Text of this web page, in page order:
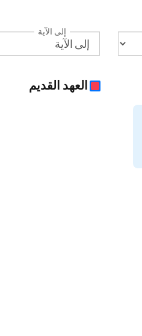
إلى الآية
العهد القديم